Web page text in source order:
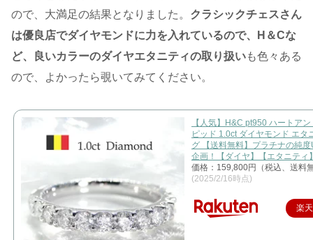
ので、大満足の結果となりました。 クラシックチェスさん
は優良店でダイヤモンドに力を入れているので、H＆Cな
ど、良いカラーのダイヤエタニティの取り扱いも色々ある
ので、よかったら覗いてみてください。
【人気】H&C pt950 ハートア
ピッド 1.0ct ダイヤモンド エタ
グ 【送料無料】プラチナの純
企画！【ダイヤ】【エタニティ
価格：159,800円（税込、送料
(2025/2/16時点)
楽